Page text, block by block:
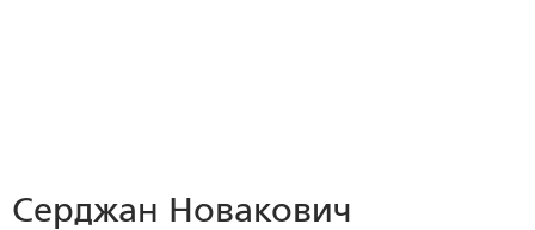
Серджан Новакович